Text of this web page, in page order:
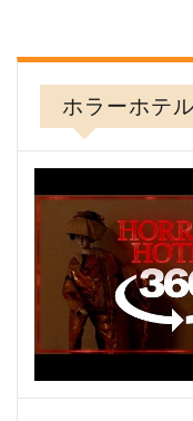
ホラーホテ